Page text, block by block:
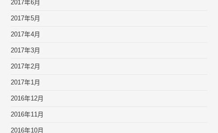
2017年6月
2017年5月
2017年4月
2017年3月
2017年2月
2017年1月
2016年12月
2016年11月
2016年10月